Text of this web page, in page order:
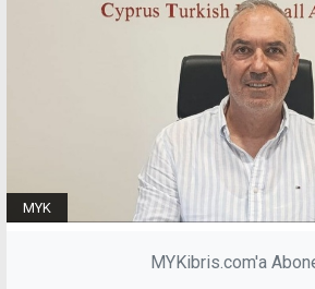
MYK
MYKibris.com'a